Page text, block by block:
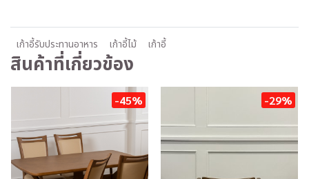
เก้าอี้รับประทานอาหาร เก้าอี้ไม้ เก้าอี้
สินค้าที่เกี่ยวข้อง
-45% -29%